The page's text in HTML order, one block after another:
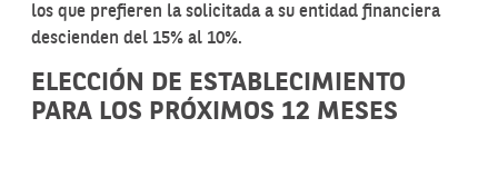
los que prefieren la solicitada a su entidad financiera
descienden del 15% al 10%.
ELECCIÓN DE ESTABLECIMIENTO
PARA LOS PRÓXIMOS 12 MESES